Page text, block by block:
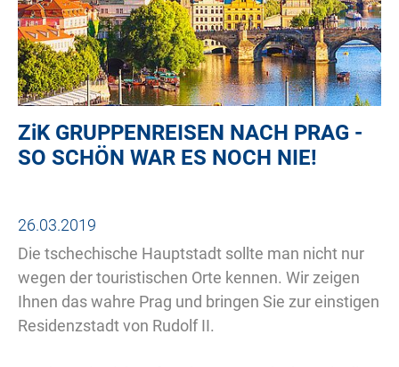
ZiK GRUPPENREISEN NACH PRAG -
SO SCHÖN WAR ES NOCH NIE!
26.03.2019
Die tschechische Hauptstadt sollte man nicht nur
wegen der touristischen Orte kennen. Wir zeigen
Ihnen das wahre Prag und bringen Sie zur einstigen
Residenzstadt von Rudolf II.